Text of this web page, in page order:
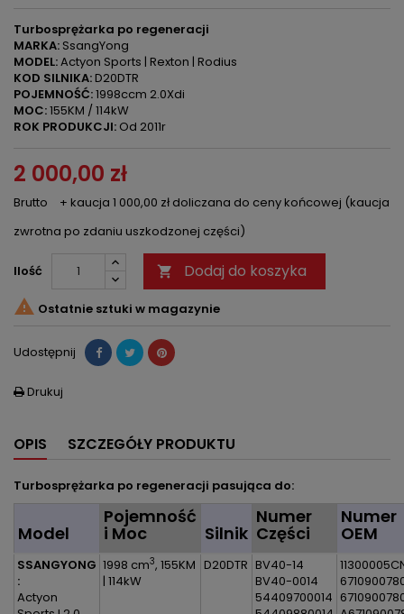
Turbosprężarka po regeneracji
MARKA: SsangYong
MODEL:Actyon Sports | Rexton | Rodius
KOD SILNIKA:D20DTR
POJEMNOŚĆ:1998ccm 2.0Xdi
MOC:155KM / 114kW
ROK PRODUKCJI: Od 2011r
2 000,00 zł
Brutto
+ kaucja 1 000,00 zł doliczana do ceny końcowej (kaucja
zwrotna po zdaniu uszkodzonej części)
Ilość  Dodaj do koszyka
 Ostatnie sztuki w magazynie
Udostępnij
 Drukuj
OPIS SZCZEGÓŁY PRODUKTU
Turbosprężarka po regeneracji pasująca do:
Model
Pojemność
i Moc Silnik
Numer
Części
Numer
OEM
SSANGYONG
:
Actyon
1998 cm3, 155KM
| 114kW
D20DTR BV40-14
BV40-0014
54409700014